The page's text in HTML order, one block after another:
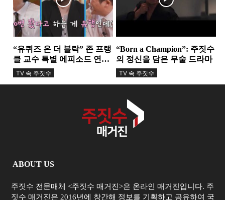
“유퀴즈 온 더 블락” 존 프랭
클 교수 특별 에피소드 연기
소식과...
TV 속 주짓수
“Born a Champion”: 주짓수
의 정신을 담은 무술 드라마
TV 속 주짓수
ABOUT US
주짓수 전문매체 <주짓수 매거진>은 온라인 매거진입니다. 주
짓수 매거진은 2016년에 창간해 정보를 기획하고 공유하여 국